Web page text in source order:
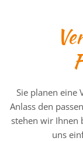
Sie planen eine
Anlass den
stehen wir Ihnen
uns